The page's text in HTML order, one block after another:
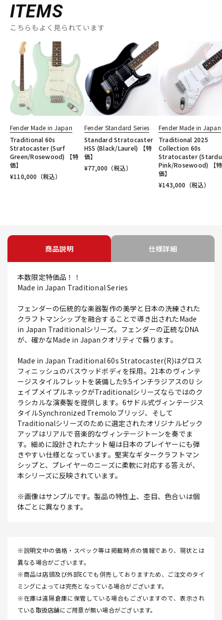
ITEMS
こちらもよく見られています
Fender Made in Japan
Traditional 60s
Stratocaster (Surf
Green/Rosewood) 【特
価】
¥110,000 （税込）
Fender Standard Series
Standard Stratocaster
HSS (Black/Laurel) 【特
価】
¥77,000 （税込）
Fender Made in Japan
Traditional 2025
Collection 60s
Stratocaster
Pink/Rosewood) 【特
価】
¥143,000 （税込）
商品説明 仕様詳細
本数限定特価品！！
Made in Japan Traditional Series
フェンダーの伝統的な楽器製作の美学と日本の洗練された
クラフトマンシップを融合することで導き出されたMade
in Japan Traditionalシリーズ。フェンダーの正統なDNA
が、確かなMade in Japanクオリティで蘇ります。
Made in Japan Traditional 60s Stratocaster(R)はグロス
フィニッシュのバスウッドボディを採用。21本のヴィンテ
ージスタイルフレットを装備した9.5インチラジアスのU シ
ェイプメイプルネックがTraditionalシリーズならではのク
ラシカルな演奏製を提供します。6サドル式ヴィンテージス
タイルSynchronized Tremoloブリッジ、そして
Traditionalシリーズのために選定されたオリジナルピック
アップはリアルで音楽的なヴィンテージトーンを奏でま
す。細めに設計されたナット幅は日本のプレイヤーにも弾
きやすい仕様となっています。堅実なギタークラフトマン
シップと、プレイヤーのニーズに柔軟に対応する答えが、
本シリーズに反映されています。
※画像はサンプルです。製品の特性上、杢目、色合いは個
体ごとに異なります。
※説明文中の価格・スペック等は掲載時点の情報であり、現状とは
異なる場合がございます。
※商品は店頭及び外部ECでも併売しておりますため、ご注文のタイ
ミングによっては完売となっている場合がございます。
※在庫は遠隔倉庫に保管している場合もございますので、表示され
ている取扱店舗にご用意が無い場合がございます。